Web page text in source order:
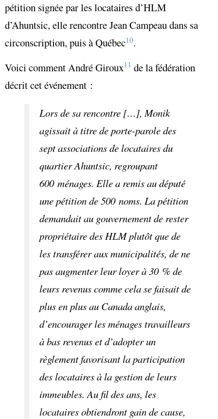
pétition signée par les locataires d’HLM
d’Ahuntsic, elle rencontre Jean Campeau dans sa
circonscription, puis à Québec10.
Voici comment André Giroux11 de la fédération
décrit cet événement :
Lors de sa rencontre […], Monik
agissait à titre de porte-parole des
sept associations de locataires du
quartier Ahuntsic, regroupant
600 ménages. Elle a remis au député
une pétition de 500 noms. La pétition
demandait au gouvernement de rester
propriétaire des HLM plutôt que de
les transférer aux municipalités, de ne
pas augmenter leur loyer à 30 % de
leurs revenus comme cela se faisait de
plus en plus au Canada anglais,
d’encourager les ménages travailleurs
à bas revenus et d’adopter un
règlement favorisant la participation
des locataires à la gestion de leurs
immeubles. Au fil des ans, les
locataires obtiendront gain de cause,